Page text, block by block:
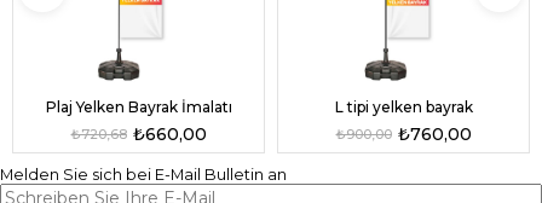
Plaj Yelken Bayrak İmalatı
₺660,00
₺720,68
L tipi yelken bayrak
₺760,00
₺900,00
Melden Sie sich bei E-Mail Bulletin an